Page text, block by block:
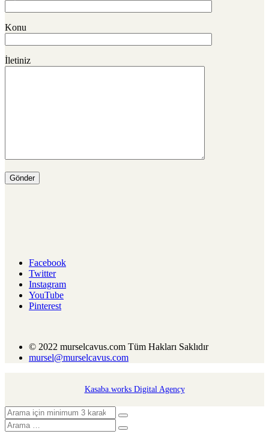
Konu
İletiniz
Facebook
Twitter
Instagram
YouTube
Pinterest
© 2022 murselcavus.com Tüm Hakları Saklıdır
mursel@murselcavus.com
Kasaba.works Digital Agency